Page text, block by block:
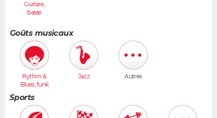
Guitare,
basse
Goûts musicaux
Rythm &
Blues, funk
Jazz Autres
Sports